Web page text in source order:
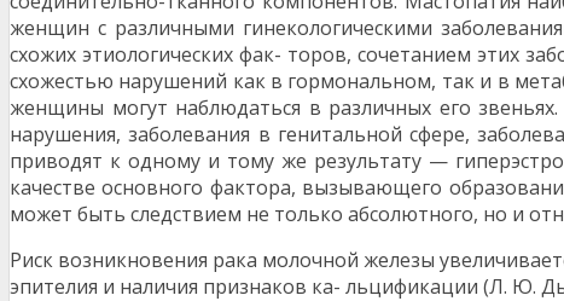
женщин с различными гинекологическими
схожих этиологических фак- торов, сочетанием этих
схожестью нарушений как в гормональном, так и в
женщины могут наблюдаться в различных его
нарушения, заболевания в генитальной сфере,
приводят к одному и тому же результату —
качестве основного фактора, вызывающего
может быть следствием не только абсолютного, но и
Риск возникновения рака молочной железы
эпителия и наличия признаков ка- льцификации (Л. Ю.